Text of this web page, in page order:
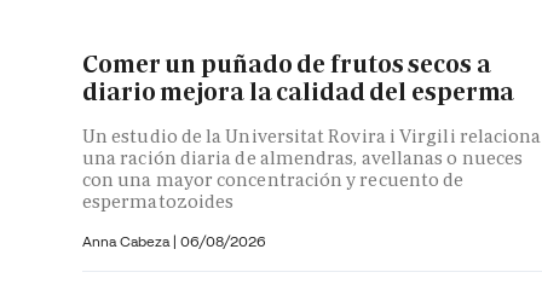
Comer un puñado de frutos secos a
diario mejora la calidad del esperma
Un estudio de la Universitat Rovira i Virgili relaciona
una ración diaria de almendras, avellanas o nueces
con una mayor concentración y recuento de
espermatozoides
Anna Cabeza | 06/08/2026